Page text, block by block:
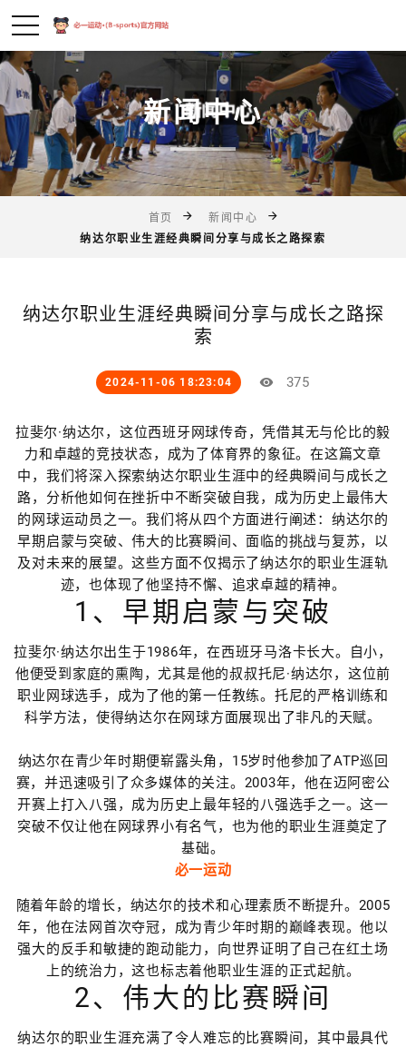
新闻中心
首页
新闻中心
纳达尔职业生涯经典瞬间分享与成长之路探索
纳达尔职业生涯经典瞬间分享与成长之路探
索
2024-11-06 18:23:04 375
拉斐尔·纳达尔，这位西班牙网球传奇，凭借其无与伦比的毅
力和卓越的竞技状态，成为了体育界的象征。在这篇文章
中，我们将深入探索纳达尔职业生涯中的经典瞬间与成长之
路，分析他如何在挫折中不断突破自我，成为历史上最伟大
的网球运动员之一。我们将从四个方面进行阐述：纳达尔的
早期启蒙与突破、伟大的比赛瞬间、面临的挑战与复苏，以
及对未来的展望。这些方面不仅揭示了纳达尔的职业生涯轨
迹，也体现了他坚持不懈、追求卓越的精神。
1、早期启蒙与突破
拉斐尔·纳达尔出生于1986年，在西班牙马洛卡长大。自小，
他便受到家庭的熏陶，尤其是他的叔叔托尼·纳达尔，这位前
职业网球选手，成为了他的第一任教练。托尼的严格训练和
科学方法，使得纳达尔在网球方面展现出了非凡的天赋。
纳达尔在青少年时期便崭露头角，15岁时他参加了ATP巡回
赛，并迅速吸引了众多媒体的关注。2003年，他在迈阿密公
开赛上打入八强，成为历史上最年轻的八强选手之一。这一
突破不仅让他在网球界小有名气，也为他的职业生涯奠定了
基础。
必一运动
随着年龄的增长，纳达尔的技术和心理素质不断提升。2005
年，他在法网首次夺冠，成为青少年时期的巅峰表现。他以
强大的反手和敏捷的跑动能力，向世界证明了自己在红土场
上的统治力，这也标志着他职业生涯的正式起航。
2、伟大的比赛瞬间
纳达尔的职业生涯充满了令人难忘的比赛瞬间，其中最具代